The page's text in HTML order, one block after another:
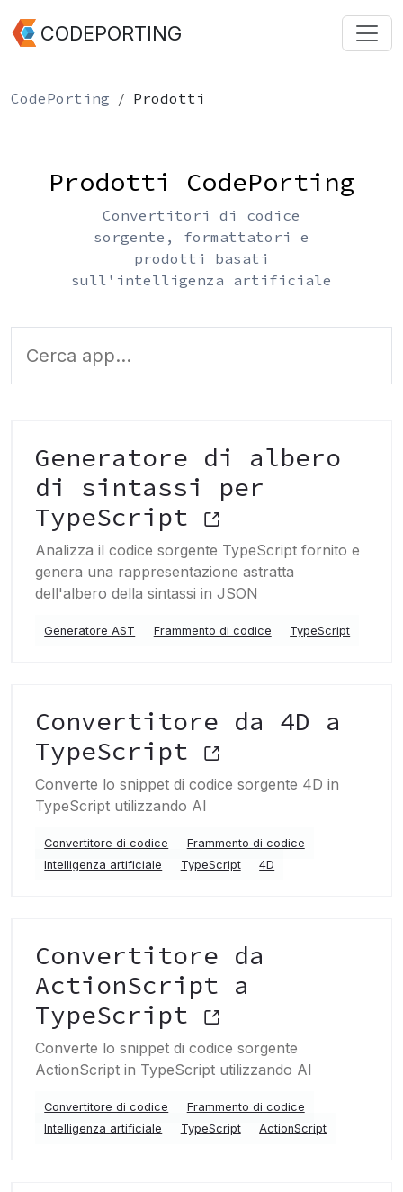
CODEPORTING
CodePorting Prodotti
Prodotti CodePorting
Convertitori di codice
sorgente, formattatori e
prodotti basati
sull'intelligenza artificiale
Generatore di albero
di sintassi per
TypeScript
Analizza il codice sorgente TypeScript fornito e
genera una rappresentazione astratta
dell'albero della sintassi in JSON
Generatore AST Frammento di codice TypeScript
Convertitore da 4D a
TypeScript
Converte lo snippet di codice sorgente 4D in
TypeScript utilizzando AI
Convertitore di codice
Frammento di codice
Intelligenza artificiale
TypeScript 4D
Convertitore da
ActionScript a
TypeScript
Converte lo snippet di codice sorgente
ActionScript in TypeScript utilizzando AI
Convertitore di codice
Frammento di codice
Intelligenza artificiale
TypeScript ActionScript